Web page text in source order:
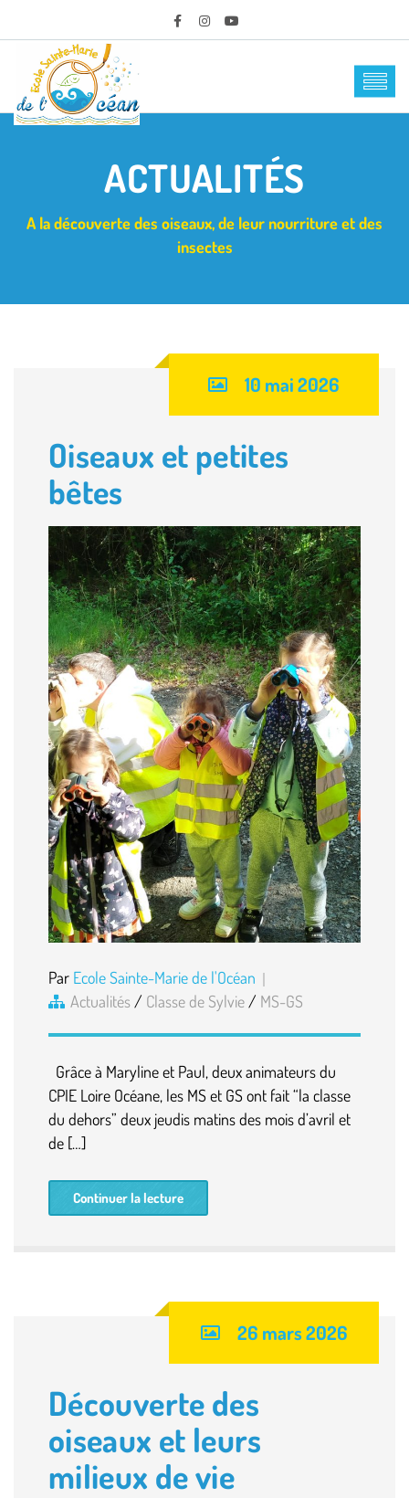
ACTUALITÉS
A la découverte des oiseaux, de leur nourriture et des
insectes
10 mai 2026
Oiseaux et petites
bêtes
Par Ecole Sainte-Marie de l'Océan
Actualités / Classe de Sylvie / MS-GS
Grâce à Maryline et Paul, deux animateurs du
CPIE Loire Océane, les MS et GS ont fait “la classe
du dehors” deux jeudis matins des mois d’avril et
de […]
Continuer la lecture
26 mars 2026
Découverte des
oiseaux et leurs
milieux de vie